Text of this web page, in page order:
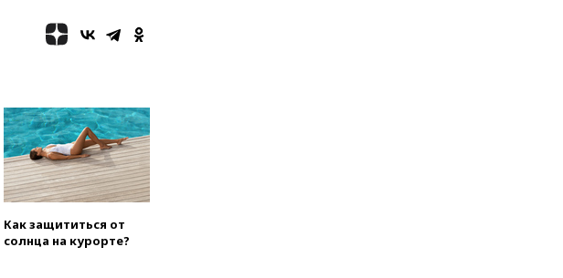
центры и кафе
глава брокера
Юлия Хандошко
свою вину
Армения
невозможность
Как защититься от
солнца на курорте?